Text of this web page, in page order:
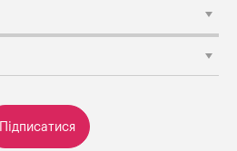
Підписатися